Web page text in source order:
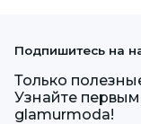
Подпишитесь на
Только
Узнайте
glamurmoda!